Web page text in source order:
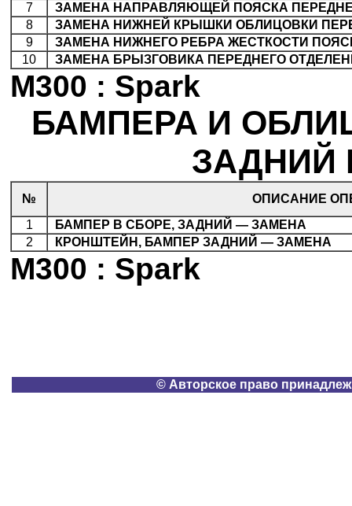
7
ЗАМЕНА НАПРАВЛЯЮЩЕЙ ПОЯСКА
8
ЗАМЕНА НИЖНЕЙ КРЫШКИ ОБЛИЦОВКИ
9
ЗАМЕНА НИЖНЕГО РЕБРА ЖЕСТКОСТИ
10
ЗАМЕНА БРЫЗГОВИКА ПЕРЕДНЕГО
M300 : Spark
БАМПЕРА И
ЗАДНИЙ
№
ОПИСАНИЕ
1
БАМПЕР В СБОРЕ, ЗАДНИЙ — ЗАМЕНА
2
КРОНШТЕЙН, БАМПЕР ЗАДНИЙ — ЗАМЕНА
M300 : Spark
© Авторское право